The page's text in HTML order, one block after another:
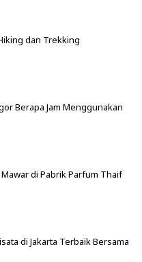
dan Trekking
Berapa Jam Menggunakan
di Pabrik Parfum Thaif
di Jakarta Terbaik Bersama